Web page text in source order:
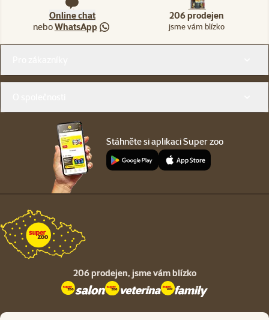
Online chat
neboWhatsApp
206 prodejen
jsme vám blízko
Stáhněte si aplikaci Super zoo
206 prodejen, jsme vám blízko